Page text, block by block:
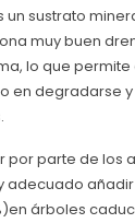
un sustrato
muy buen
lo que permite
en degradarse
por parte de los
adecuado
árboles